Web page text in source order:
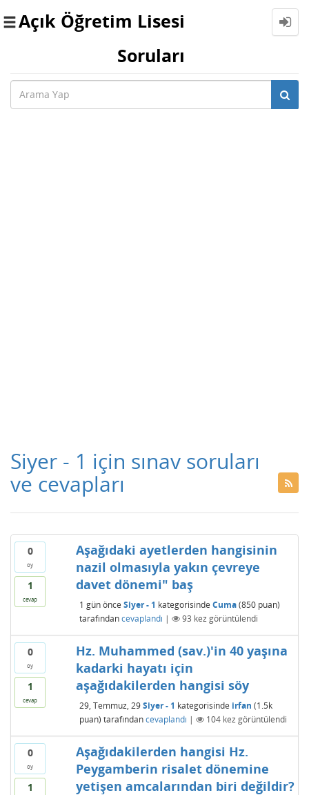
Toggle
Açık Öğretim Lisesi
Soruları
Siyer - 1 için sınav soruları
ve cevapları
0
oy
1
cevap
Aşağıdaki ayetlerden hangisinin
nazil olmasıyla yakın çevreye
davet dönemi" baş
1 günönce Siyer - 1 kategorisinde Cuma (850puan)
tarafından cevaplandı | 93 kez görüntülendi
0
oy
1
cevap
Hz. Muhammed (sav.)'in 40 yaşına
kadarki hayatı için
aşağıdakilerden hangisi söy
29, Temmuz, 29 Siyer - 1 kategorisinde irfan (1.5k
puan) tarafından cevaplandı | 104kez görüntülendi
0
oy
1
Aşağıdakilerden hangisi Hz.
Peygamberin risalet dönemine
yetişen amcalarından biri değildir?